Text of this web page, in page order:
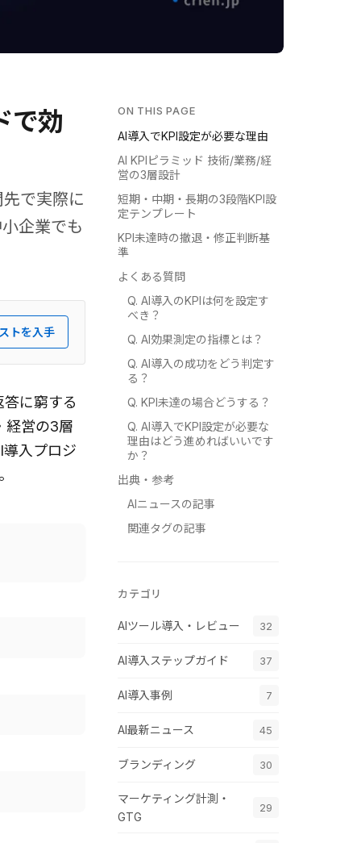
で効
で実際に
企業でも
トを入手
に窮する
経営の3層
入プロジ
ON THIS PAGE
AI導入でKPI設定が必要な理由
AI KPIピラミッド 技術/業務/経
営の3層設計
短期・中期・長期の3段階KPI設
定テンプレート
KPI未達時の撤退・修正判断基
準
よくある質問
Q. AI導入のKPIは何を設定す
べき？
Q. AI効果測定の指標とは？
Q. AI導入の成功をどう判定す
る？
Q. KPI未達の場合どうする？
Q. AI導入でKPI設定が必要な
理由はどう進めればいいです
か？
出典・参考
AIニュースの記事
関連タグの記事
カテゴリ
AIツール導入・レビュー 32
AI導入ステップガイド 37
AI導入事例 7
AI最新ニュース 45
ブランディング 30
マーケティング計測・
GTG
29